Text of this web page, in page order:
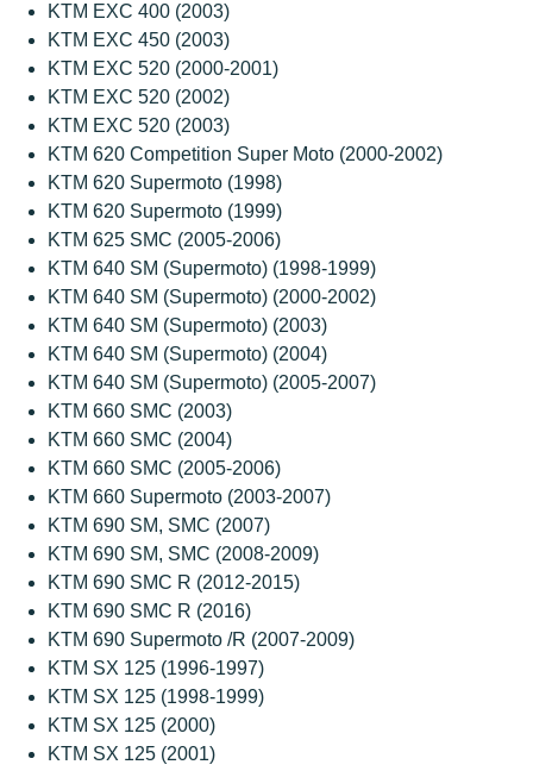
KTM EXC 400 (2003)
KTM EXC 450 (2003)
KTM EXC 520 (2000-2001)
KTM EXC 520 (2002)
KTM EXC 520 (2003)
KTM 620 Competition Super Moto (2000-2002)
KTM 620 Supermoto (1998)
KTM 620 Supermoto (1999)
KTM 625 SMC (2005-2006)
KTM 640 SM (Supermoto) (1998-1999)
KTM 640 SM (Supermoto) (2000-2002)
KTM 640 SM (Supermoto) (2003)
KTM 640 SM (Supermoto) (2004)
KTM 640 SM (Supermoto) (2005-2007)
KTM 660 SMC (2003)
KTM 660 SMC (2004)
KTM 660 SMC (2005-2006)
KTM 660 Supermoto (2003-2007)
KTM 690 SM, SMC (2007)
KTM 690 SM, SMC (2008-2009)
KTM 690 SMC R (2012-2015)
KTM 690 SMC R (2016)
KTM 690 Supermoto /R (2007-2009)
KTM SX 125 (1996-1997)
KTM SX 125 (1998-1999)
KTM SX 125 (2000)
KTM SX 125 (2001)